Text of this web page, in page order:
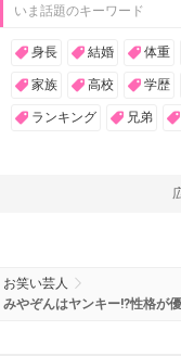
いま話題のキーワード
身長 結婚 体重
家族 高校 学歴
ランキング 兄弟
お笑い芸人
みやぞんはヤンキー!?性格が